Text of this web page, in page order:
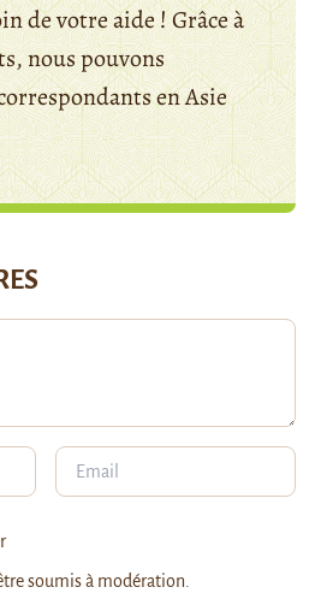
de votre aide ! Grâce à
nous pouvons
en Asie
soumis à modération.